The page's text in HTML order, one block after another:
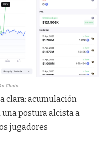
Chain.
clara: acumulación
postura alcista a
jugadores